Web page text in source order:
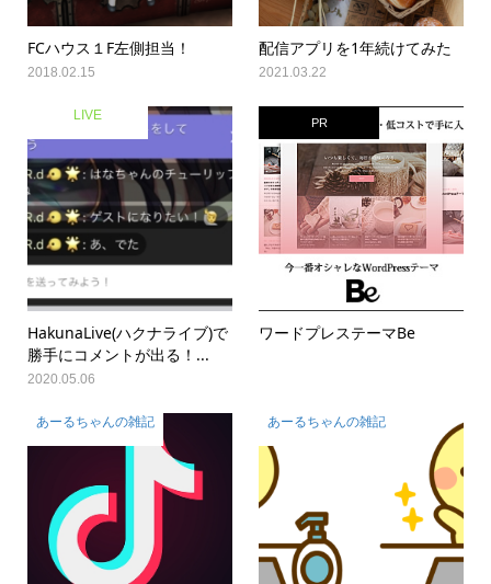
FCハウス１F左側担当！
2018.02.15
配信アプリを1年続けてみた
2021.03.22
LIVE
HakunaLive(ハクナライブ)で
勝手にコメントが出る！...
2020.05.06
PR
ワードプレステーマBe
あーるちゃんの雑記 あーるちゃんの雑記